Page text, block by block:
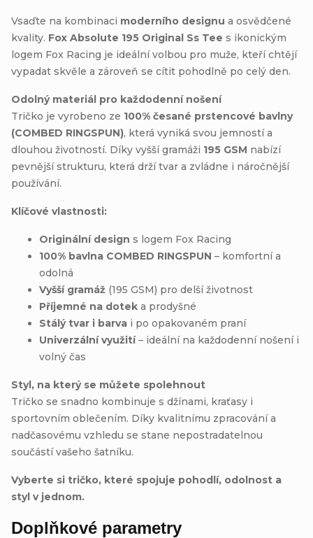
Vsaďte na kombinaci moderního designu a osvědčené
kvality. Fox Absolute 195 Original Ss Tee s ikonickým
logem Fox Racing je ideální volbou pro muže, kteří chtějí
vypadat skvěle a zároveň se cítit pohodlně po celý den.
Odolný materiál pro každodenní nošení
Tričko je vyrobeno ze 100% česané prstencové bavlny
(COMBED RINGSPUN), která vyniká svou jemností a
dlouhou životností. Díky vyšší gramáži 195 GSM nabízí
pevnější strukturu, která drží tvar a zvládne i náročnější
používání.
Klíčové vlastnosti:
Originální design s logem Fox Racing
100% bavlna COMBED RINGSPUN – komfortní a
odolná
Vyšší gramáž (195 GSM) pro delší životnost
Příjemné na dotek a prodyšné
Stálý tvar i barva i po opakovaném praní
Univerzální využití– ideální na každodenní nošení i
volný čas
Styl, na který se můžete spolehnout
Tričko se snadno kombinuje s džínami, kraťasy i
sportovním oblečením. Díky kvalitnímu zpracování a
nadčasovému vzhledu se stane nepostradatelnou
součástí vašeho šatníku.
Vyberte si tričko, které spojuje pohodlí, odolnost a
styl v jednom.
Doplňkové parametry